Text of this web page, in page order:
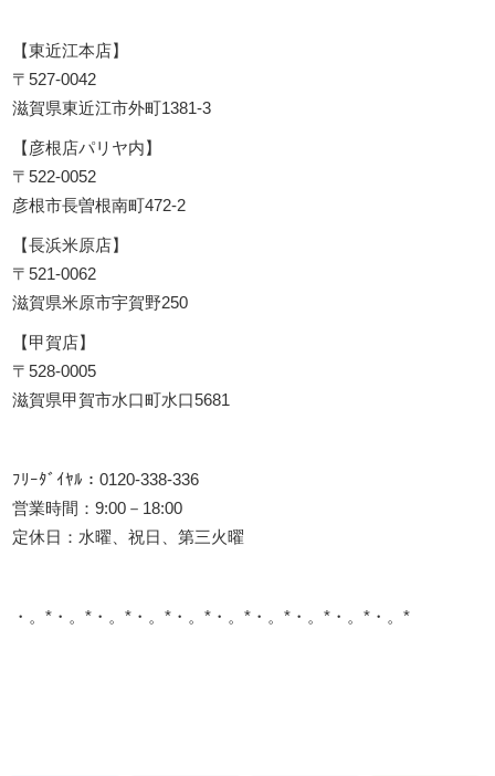
【東近江本店】
〒527-0042
滋賀県東近江市外町1381-3
【彦根店パリヤ内】
〒522-0052
彦根市長曽根南町472-2
【長浜米原店】
〒521-0062
滋賀県米原市宇賀野250
【甲賀店】
〒528-0005
滋賀県甲賀市水口町水口5681
ﾌﾘｰﾀﾞｲﾔﾙ：0120-338-336
営業時間：9:00－18:00
定休日：水曜、祝日、第三火曜
・。*・。*・。*・。*・。*・。*・。*・。*・。*・。*